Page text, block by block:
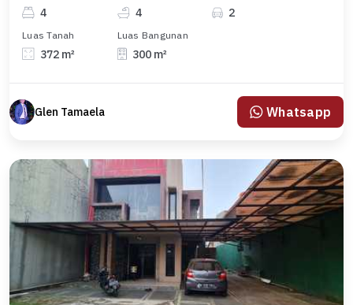
4 4 2
Luas Tanah
372 m²
Luas Bangunan
300 m²
Glen Tamaela Whatsapp